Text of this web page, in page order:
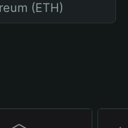
(ETH)